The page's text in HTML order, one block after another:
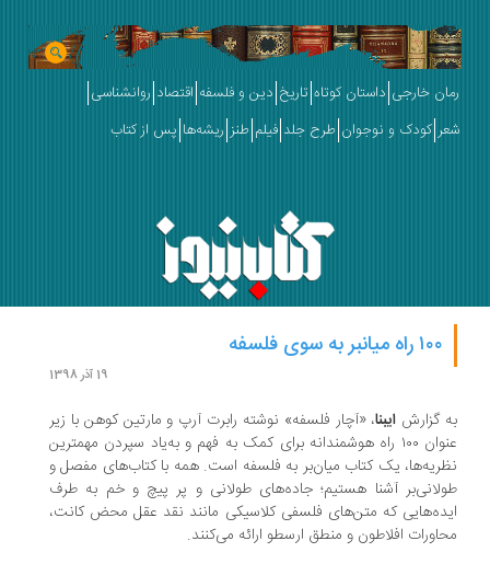
رمان خارجی داستان کوتاه تاریخ دین و فلسفه اقتصاد روانشناسی
شعر کودک و نوجوان طرح جلد فیلم طنز ریشه‌ها پس از کتاب
۱۰۰ راه میانبر به سوی فلسفه
19 آذر 1398
به گزارش ایبنا، «آچار فلسفه» نوشته رابرت آرپ و مارتین کوهن با زیر
عنوان ۱۰۰ راه هوشمندانه برای کمک به فهم و به‌یاد سپردن مهمترین
نظریه‌ها، یک کتاب میان‌بر به فلسفه است. همه با کتاب‌های مفصل و
طولانی‌بر آشنا هستیم؛ جاده‌های طولانی و پر پیچ و خم به طرف
ایده‌هایی که متن‌های فلسفی کلاسیکی مانند نقد عقل محض کانت،
محاورات افلاطون و منطق ارسطو ارائه می‌کنند.